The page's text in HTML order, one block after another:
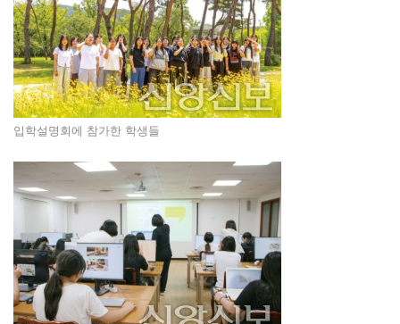
입학설명회에 참가한 학생들